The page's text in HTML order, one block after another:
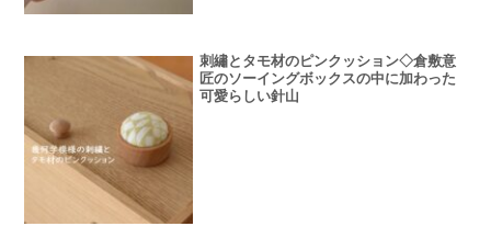
刺繡とタモ材のピンクッション◇倉敷意
匠のソーイングボックスの中に加わった
可愛らしい針山